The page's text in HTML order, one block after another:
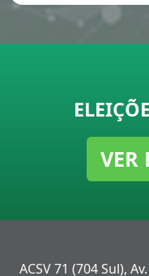
VER
ACSV 71 (704 Sul),